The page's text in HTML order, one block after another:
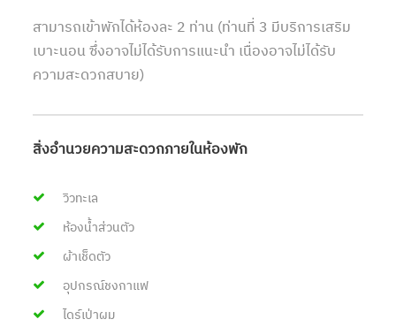
สามารถเข้าพักได้ห้องละ 2 ท่าน (ท่านที่ 3 มีบริการเสริม
เบาะนอน ซึ่งอาจไม่ได้รับการแนะนำ เนื่องอาจไม่ได้รับ
ความสะดวกสบาย)
สิ่งอำนวยความสะดวกภายในห้องพัก
วิวทะเล
ห้องน้ำส่วนตัว
ผ้าเช็ดตัว
อุปกรณ์ชงกาแฟ
ไดร์เป่าผม